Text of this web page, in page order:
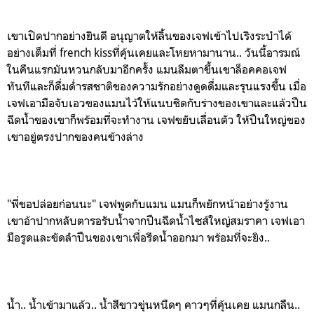
เขาเปิดปากอย่างยินดี อนุญาตให้ลิ้นของเจฟเข้าไปเริงระบำได้
อย่างเต็มที่ french kissที่คุ้นเคยและโหยหามานาน.. วันนี้อารมณ์
ในคืนแรกมันหวนกลับมาอีกครั้ง แมนลืมตาขึ้นเขาล็อคคอเจฟ
ทันทีและก็ดื่มด่ำรสชาติของความรักอย่างดูดดื่มและรุนแรงขึ้น เมื่อ
เจฟเอามือจับเอวของแมนไว้ให้แนบชิดกับร่างของเขาและแล้วปืน
ฉีดน้ำของเขาก็พร้อมที่จะทำงาน เจฟขยับเลื่อนตัว ให้ปืนใหญ่ของ
เขาอยู่ตรงปากของคนข้างล่าง
"พี่ขอปล่อยก่อนนะ" เจฟพูดกับแมน แมนก็พยักหน้าอย่างรู้งาน
เขาอ้าปากหลับตารอรับน้ำจากปืนฉีดน้ำไซส์ใหญ่สมราคา เจฟเอา
มือรูดและขัดลำปืนของเขาเพื่อรีดน้ำออกมา พร้อมที่จะยิง..
น้ำ.. น้ำเข้ามาแล้ว.. น้ำสีขาวขุ่นหนืดๆ คาวๆที่คุ้นเคย แมนกลืน..